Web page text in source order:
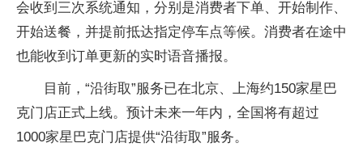
会收到三次系统通知，分别是消费者下单、开始制作、
开始送餐，并提前抵达指定停车点等候。消费者在途中
也能收到订单更新的实时语音播报。
目前，“沿街取”服务已在北京、上海约150家星巴
克门店正式上线。预计未来一年内，全国将有超过
1000家星巴克门店提供“沿街取”服务。